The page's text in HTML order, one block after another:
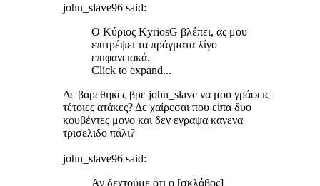
john_slave96 said:
Ο Κύριος KyriosG βλέπει, ας μου
επιτρέψει τα πράγματα λίγο
επιφανειακά.
Click to expand...
Δε βαρεθηκες βρε john_slave να μου γράφεις
τέτοιες ατάκες? Δε χαίρεσαι που είπα δυο
κουβέντες μονο και δεν εγραψα κανενα
τρισελιδο πάλι?
john_slave96 said:
Αν δεχτούμε ότι ο [σκλάβος]